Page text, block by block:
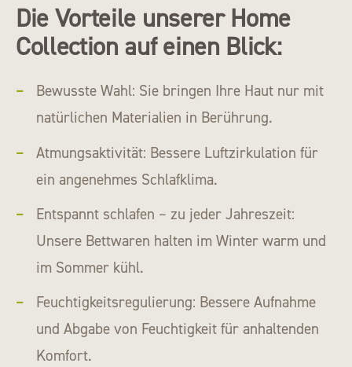
Die Vorteile unserer Home
Collection auf einen Blick:
Bewusste Wahl: Sie bringen Ihre Haut nur mit
natürlichen Materialien in Berührung.
Atmungsaktivität: Bessere Luftzirkulation für
ein angenehmes Schlafklima.
Entspannt schlafen – zu jeder Jahreszeit:
Unsere Bettwaren halten im Winter warm und
im Sommer kühl.
Feuchtigkeitsregulierung: Bessere Aufnahme
und Abgabe von Feuchtigkeit für anhaltenden
Komfort.